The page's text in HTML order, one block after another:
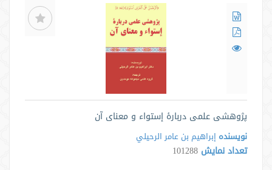
پژوهشی علمی دربارۀ إستواء و معنای آن
نویسنده إبراهيم بن عامر الرحيلي
تعداد نمایش 101288